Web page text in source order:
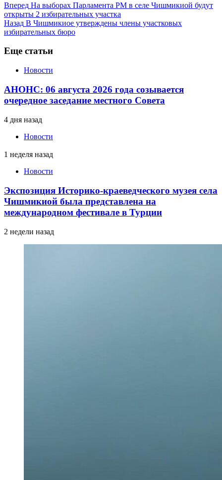
Вперед На выборах Парламента РМ в селе Чишмикиой будут
открыты 2 избирательных участка
Назад В Чишмикиое утверждены члены участковых
избирательных бюро
Еще статьи
Новости
АНОНС: 06 августа 2026 года созывается
очередное заседание местного Совета
4 дня назад
Новости
1 неделя назад
Новости
Экспозиция Историко-краеведческого музея села
Чишмикиой была представлена на
международном фестивале в Турции
2 недели назад